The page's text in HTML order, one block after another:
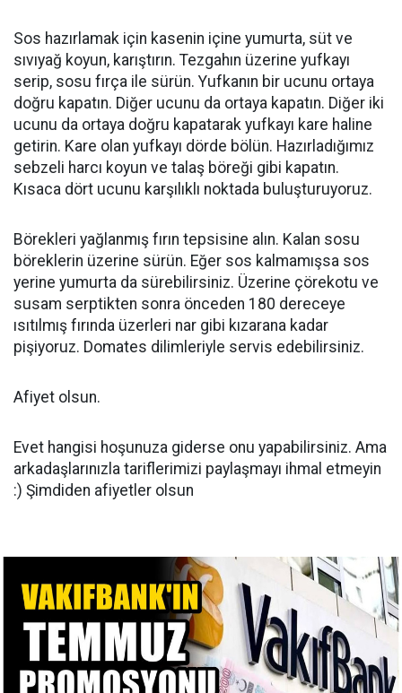
Sos hazırlamak için kasenin içine yumurta, süt ve
sıvıyağ koyun, karıştırın. Tezgahın üzerine yufkayı
serip, sosu fırça ile sürün. Yufkanın bir ucunu ortaya
doğru kapatın. Diğer ucunu da ortaya kapatın. Diğer iki
ucunu da ortaya doğru kapatarak yufkayı kare haline
getirin. Kare olan yufkayı dörde bölün. Hazırladığımız
sebzeli harcı koyun ve talaş böreği gibi kapatın.
Kısaca dört ucunu karşılıklı noktada buluşturuyoruz.
Börekleri yağlanmış fırın tepsisine alın. Kalan sosu
böreklerin üzerine sürün. Eğer sos kalmamışsa sos
yerine yumurta da sürebilirsiniz. Üzerine çörekotu ve
susam serptikten sonra önceden 180 dereceye
ısıtılmış fırında üzerleri nar gibi kızarana kadar
pişiyoruz. Domates dilimleriyle servis edebilirsiniz.
Afiyet olsun.
Evet hangisi hoşunuza giderse onu yapabilirsiniz. Ama
arkadaşlarınızla tariflerimizi paylaşmayı ihmal etmeyin
:) Şimdiden afiyetler olsun